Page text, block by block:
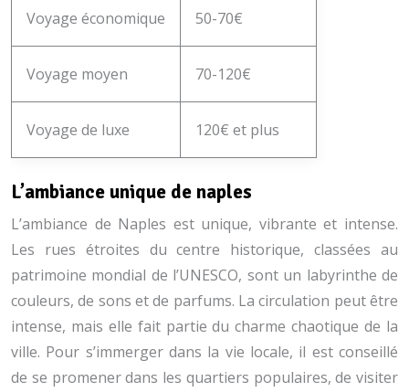
Voyage économique 50-70€
Voyage moyen 70-120€
Voyage de luxe 120€ et plus
L’ambiance unique de naples
L’ambiance de Naples est unique, vibrante et intense.
Les rues étroites du centre historique, classées au
patrimoine mondial de l’UNESCO, sont un labyrinthe de
couleurs, de sons et de parfums. La circulation peut être
intense, mais elle fait partie du charme chaotique de la
ville. Pour s’immerger dans la vie locale, il est conseillé
de se promener dans les quartiers populaires, de visiter